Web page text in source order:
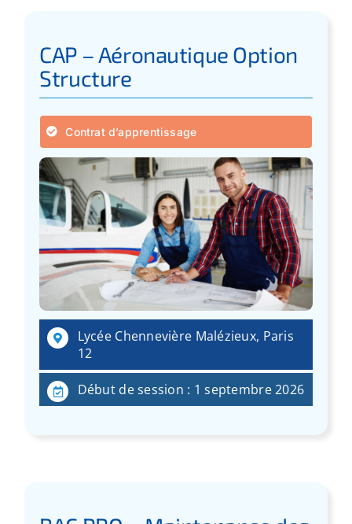
CAP – Aéronautique Option
Structure
Contrat d’apprentissage
Lycée Chennevière Malézieux, Paris
12
Début de session : 1 septembre 2026